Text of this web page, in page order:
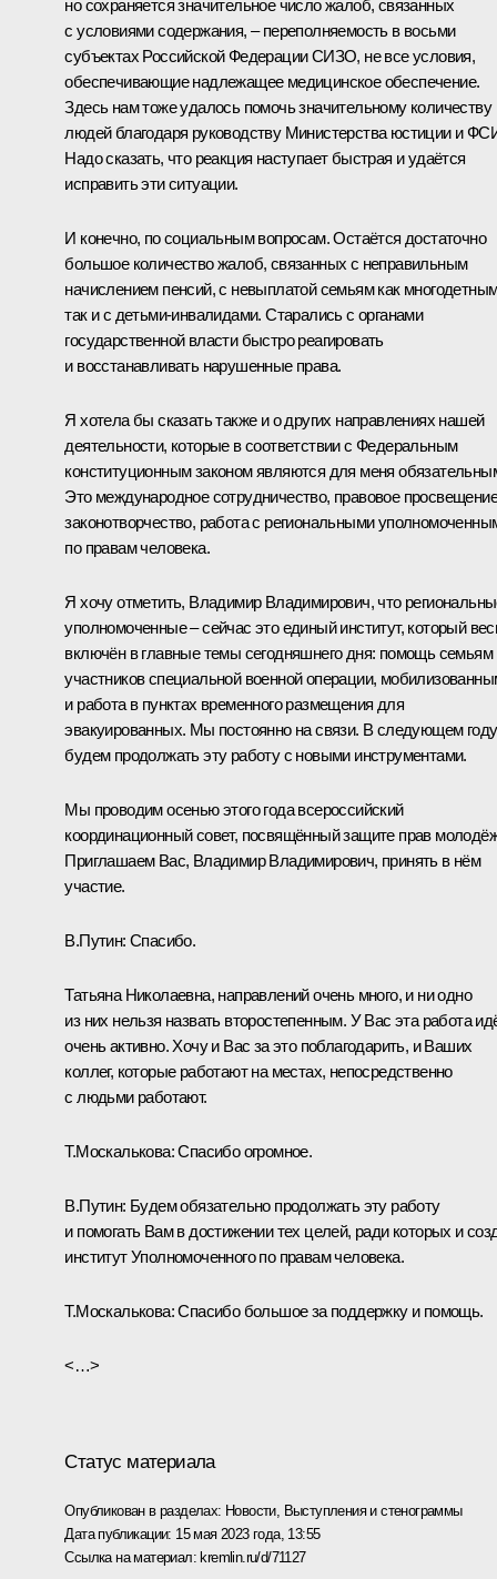
но сохраняется значительное число жалоб, связанных
с условиями содержания, – переполняемость в восьми
субъектах Российской Федерации СИЗО, не все условия,
обеспечивающие надлежащее медицинское обеспечение.
Здесь нам тоже удалось помочь значительному количеству
людей благодаря руководству Министерства юстиции и
Надо сказать, что реакция наступает быстрая и удаётся
исправить эти ситуации.
И конечно, по социальным вопросам. Остаётся достаточно
большое количество жалоб, связанных с неправильным
начислением пенсий, с невыплатой семьям как
так и с детьми-инвалидами. Старались с органами
государственной власти быстро реагировать
и восстанавливать нарушенные права.
Я хотела бы сказать также и о других направлениях нашей
деятельности, которые в соответствии с Федеральным
конституционным законом являются для меня
Это международное сотрудничество, правовое
законотворчество, работа с региональными
по правам человека.
Я хочу отметить, Владимир Владимирович, что
уполномоченные – сейчас это единый институт, который
включён в главные темы сегодняшнего дня: помощь семьям
участников специальной военной операции,
и работа в пунктах временного размещения для
эвакуированных. Мы постоянно на связи. В следующем году
будем продолжать эту работу с новыми инструментами.
Мы проводим осенью этого года всероссийский
координационный совет, посвящённый защите прав
Приглашаем Вас, Владимир Владимирович, принять в нём
участие.
В.Путин: Спасибо.
Татьяна Николаевна, направлений очень много, и ни одно
из них нельзя назвать второстепенным. У Вас эта работа
очень активно. Хочу и Вас за это поблагодарить, и Ваших
коллег, которые работают на местах, непосредственно
с людьми работают.
Т.Москалькова:Спасибо огромное.
В.Путин: Будем обязательно продолжать эту работу
и помогать Вам в достижении тех целей, ради которых и
институт Уполномоченного по правам человека.
Т.Москалькова:Спасибо большое за поддержку и помощь.
<…>
Статус материала
Опубликован в разделах: Новости, Выступления и стенограммы
Дата публикации: 15 мая 2023 года, 13:55
Ссылка на материал: kremlin.ru/d/71127